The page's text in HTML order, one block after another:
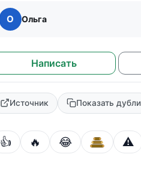
О Ольга
Написать
Источник Показать дубли
👍 🔥 😂 ⚠️